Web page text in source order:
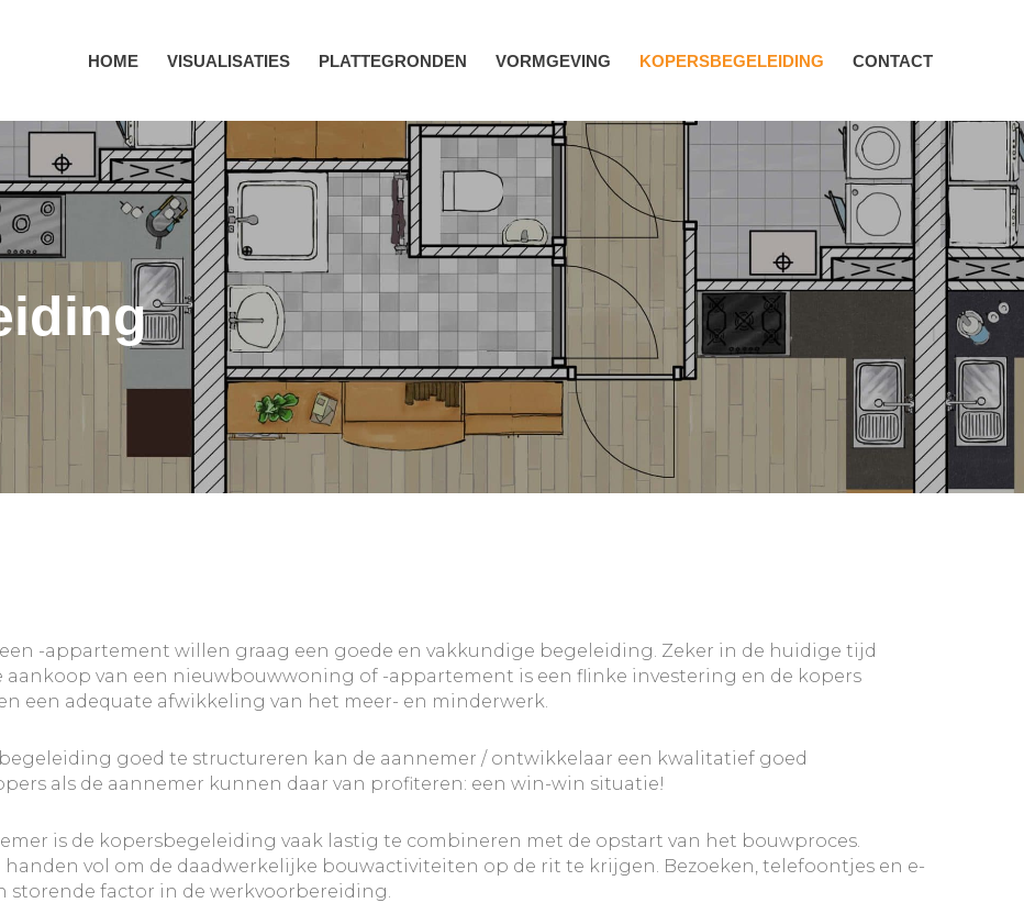
HOME VISUALISATIES PLATTEGRONDEN VORMGEVING KOPERSBEGELEIDING CONTACT
-appartement willen graag een goede en vakkundige begeleiding. Zeker in de huidige tijd
aankoop van een nieuwbouwwoning of -appartement is een flinke investering en de kopers
een adequate afwikkeling van het meer- en minderwerk.
goed te structureren kan de aannemer / ontwikkelaar een kwalitatief goed
als de aannemer kunnen daar van profiteren: een win-win situatie!
is de kopersbegeleiding vaak lastig te combineren met de opstart van het bouwproces.
vol om de daadwerkelijke bouwactiviteiten op de rit te krijgen. Bezoeken, telefoontjes en e-
storende factor in de werkvoorbereiding.